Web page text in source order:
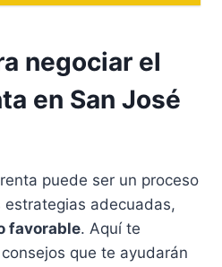
negociar el
en San José
puede ser un proceso
adecuadas,
favorable. Aquí te
que te ayudarán